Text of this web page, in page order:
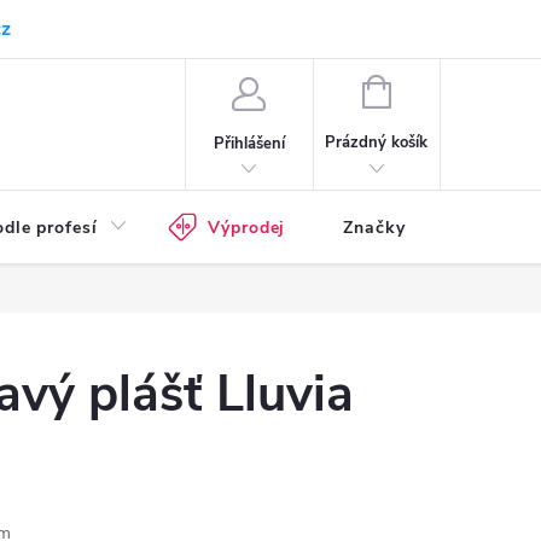
Přihlášení
NÁKUPNÍ
Prázdný košík
profesí Výprodej Značky
plášť Lluvia